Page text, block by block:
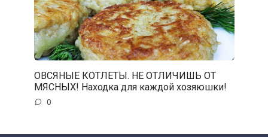
ОВСЯНЫЕ КОТЛЕТЫ. НЕ ОТЛИЧИШЬ ОТ
МЯСНЫХ! Находка для каждой хозяюшки!
0